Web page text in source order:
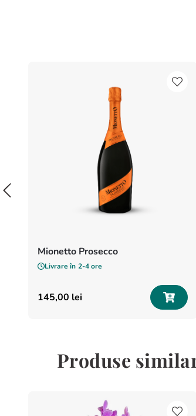
Mionetto Prosecco
Livrare în 2-4 ore
145,00 lei
Produse